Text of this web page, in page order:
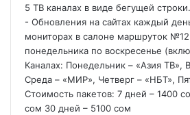
5 ТВ каналах в виде бегущей строки.
- Обновления на сайтах каждый
мониторах в салоне маршруток
понедельника по воскресенье
Каналах: Понедельник – «Азия ТВ»,
Среда – «МИР», Четверг – «НБТ»,
Стоимость пакетов: 7 дней – 1400
сом 30 дней – 5100 сом